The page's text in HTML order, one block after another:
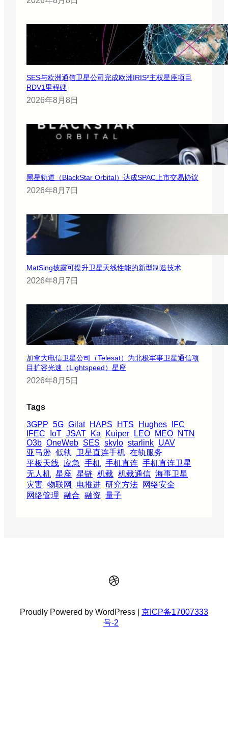
SES与欧洲通信卫星公司完成欧洲IRIS²主权星座项目
RDV1里程碑
2026年8月8日
黑星轨道（BlackStar Orbital）达成SPAC上市交易协议
2026年8月7日
MatSing披露可提升卫星天线性能的新型制造技术
2026年8月7日
加拿大电信卫星公司（Telesat）为北极军事卫星通信项
目扩容光速（Lightspeed）星座
2026年8月5日
Tags
3GPP 5G Gilat HAPS HTS Hughes
IFC
IFEC
IoT JSAT Ka Kuiper LEO MEO
NTN
O3b OneWeb SES skylo starlink UAV
亚马逊 低轨 卫星直连手机 在轨服务
平板天线 应急 手机 手机直连 手机直连卫星
无人机 星座 星链 机载 机载通信 海事卫星
灾害 物联网 电推进 研究方法
网络安全
网络管理 融合 融资 量子
Dribbble
Proudly Powered by WordPress | 京ICP备17007333
号-2